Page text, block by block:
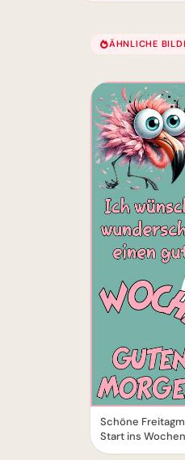
ÄHNLICHE
Schöne
Start ins